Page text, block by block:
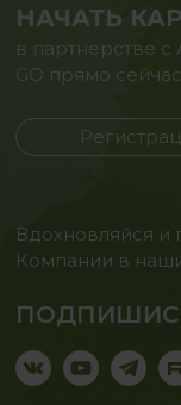
НАЧАТЬ
в партнерстве с
GO прямо сейчас
Вдохновляйся и
Компании в